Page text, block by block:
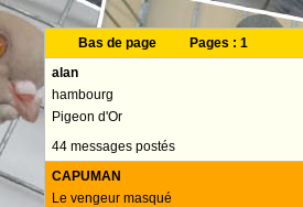
Bas de page Pages : 1
alan
hambourg
Pigeon d'Or
44 messages postés
CAPUMAN
Le vengeur masqué